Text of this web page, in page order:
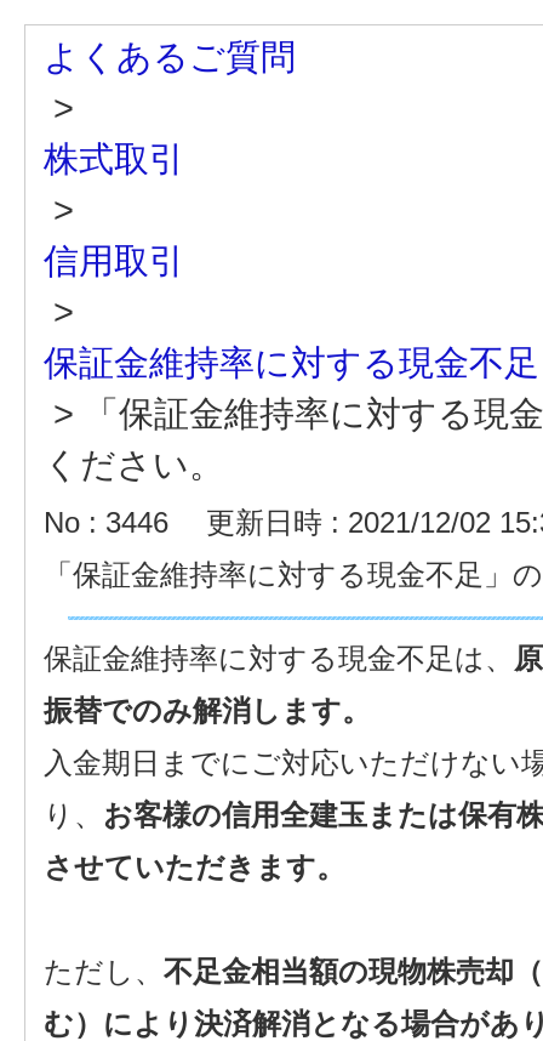
よくあるご質問
>
株式取引
>
信用取引
>
保証金維持率に対する現金不足
>
「保証金維持率に対する現
ください。
No : 3446
更新日時 : 2021/12/02
「保証金維持率に対する現金不足」
保証金維持率に対する現金不足は、
振替でのみ解消します。
入金期日までにご対応いただけない
り、 お客様の信用全建玉または保有
させていただきます。
ただし、 不足金相当額の現物株売却
む）により決済解消となる場合があ